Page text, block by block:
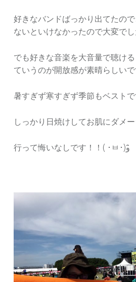
好きなバンドばっかり出てたの
ないといけなかったので大変で
でも好きな音楽を大音量で聴け
ていうのが開放感が素晴らしいで
暑すぎず寒すぎず季節もベストで
しっかり日焼けしてお肌にダメー